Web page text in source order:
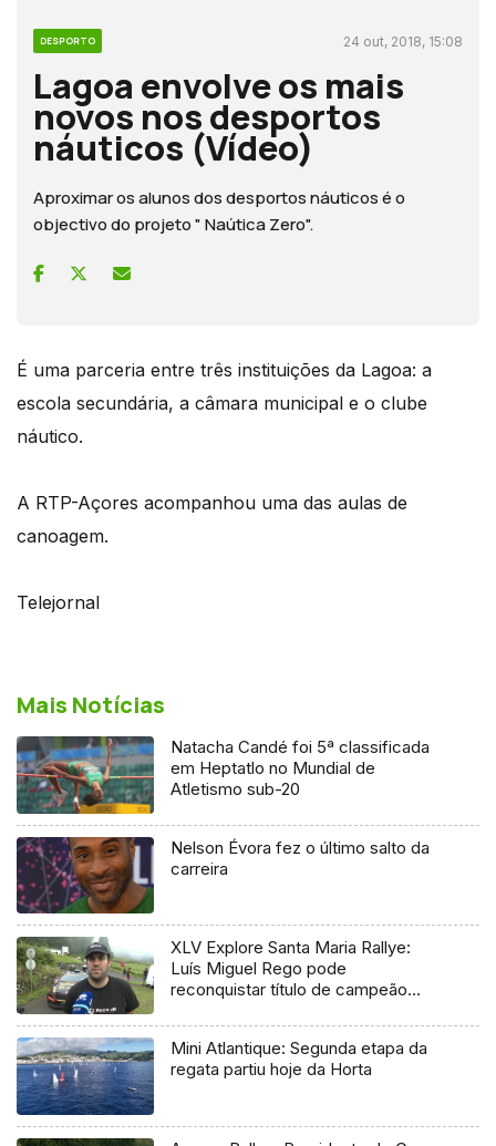
DESPORTO 24 out, 2018, 15:08
Lagoa envolve os mais
novos nos desportos
náuticos (Vídeo)
Aproximar os alunos dos desportos náuticos é o
objectivo do projeto " Naútica Zero".
É uma parceria entre três instituições da Lagoa: a
escola secundária, a câmara municipal e o clube
náutico.
A RTP-Açores acompanhou uma das aulas de
canoagem.
Telejornal
Mais Notícias
Natacha Candé foi 5ª classificada
em Heptatlo no Mundial de
Atletismo sub-20
Nelson Évora fez o último salto da
carreira
XLV Explore Santa Maria Rallye:
Luís Miguel Rego pode
reconquistar título de campeão
Mini Atlantique: Segunda etapa da
regata partiu hoje da Horta